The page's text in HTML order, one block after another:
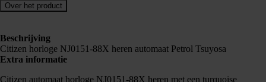
Over het product
Beschrijving
Citizen horloge NJ0151-88X heren automaat Petrol Tsuyosa
Extra informatie
Citizen automaat horloge NJ0151-88X heren met een turquoise